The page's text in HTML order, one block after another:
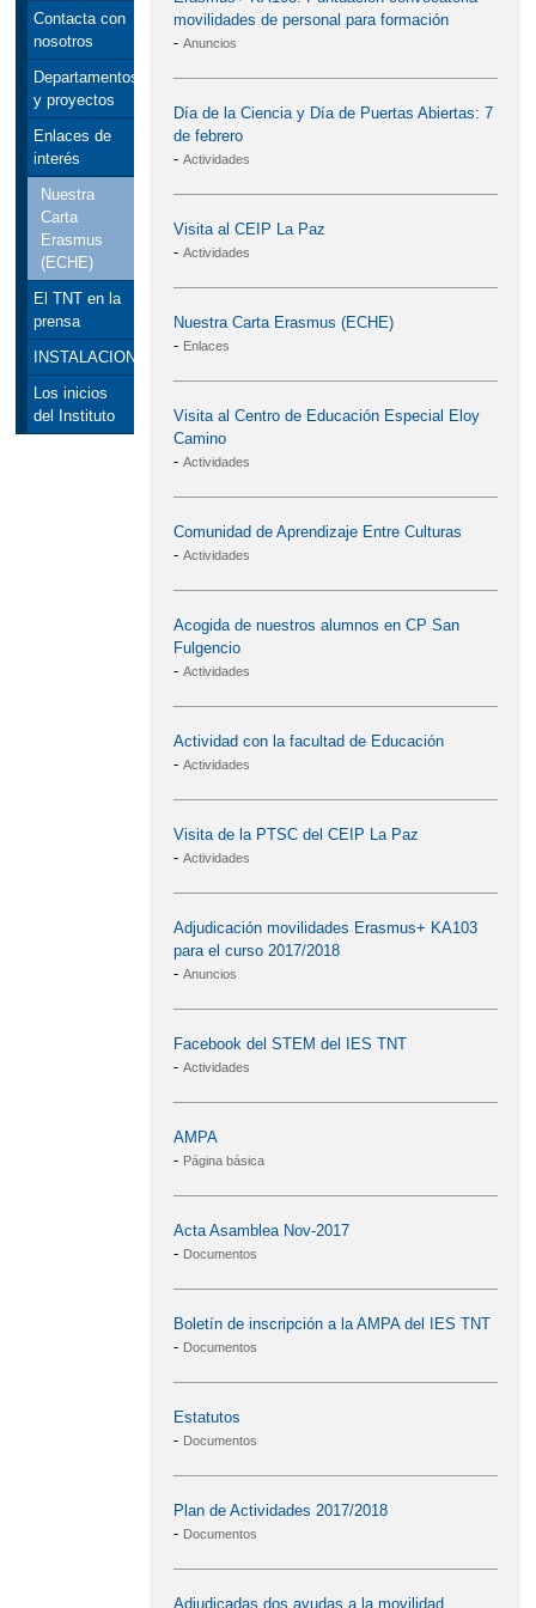
Contacta con
nosotros
Departamentos
y proyectos
Enlaces de
interés
Nuestra
Carta
Erasmus
(ECHE)
El TNT en la
prensa
INSTALACIONES
Los inicios
del Instituto
movilidades de personal para formación
- Anuncios
Día de la Ciencia y Día de Puertas Abiertas: 7
de febrero
- Actividades
Visita al CEIP La Paz
- Actividades
Nuestra Carta Erasmus (ECHE)
- Enlaces
Visita al Centro de Educación Especial Eloy
Camino
- Actividades
Comunidad de Aprendizaje Entre Culturas
- Actividades
Acogida de nuestros alumnos en CP San
Fulgencio
- Actividades
Actividad con la facultad de Educación
- Actividades
Visita de la PTSC del CEIP La Paz
- Actividades
Adjudicación movilidades Erasmus+ KA103
para el curso 2017/2018
- Anuncios
Facebook del STEM del IES TNT
- Actividades
AMPA
- Página básica
Acta Asamblea Nov-2017
- Documentos
Boletín de inscripción a la AMPA del IES TNT
- Documentos
Estatutos
- Documentos
Plan de Actividades 2017/2018
- Documentos
Adjudicadas dos ayudas a la movilidad